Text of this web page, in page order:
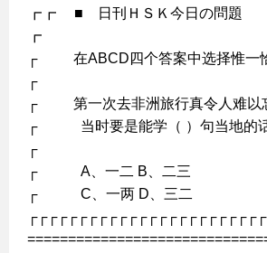
┏┏ ■ 日刊ＨＳＫ今日の問題
┏
┌ 在ABCD四个答案中选择惟一恰
┌
┌ 第一次去非洲旅行真令人难以
┌ 当时要是能学（ ）句当地的话
┌
┌ A、一二 B、二三
┌ C、一两 D、三二